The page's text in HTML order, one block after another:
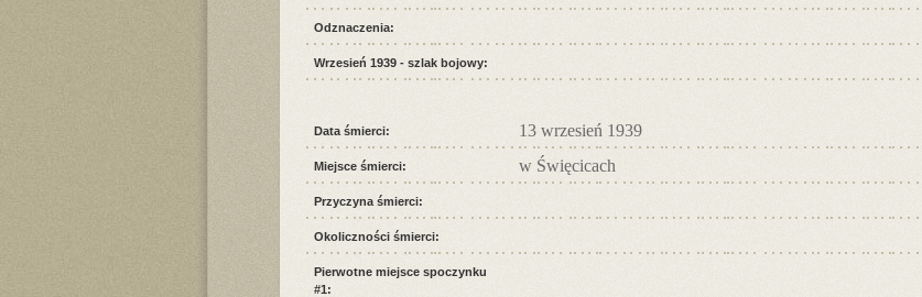
Odznaczenia:
Wrzesień 1939 - szlak bojowy:
Data śmierci: 13 wrzesień 1939
Miejsce śmierci: w Święcicach
Przyczyna śmierci:
Okoliczności śmierci:
Pierwotne miejsce spoczynku
#1: